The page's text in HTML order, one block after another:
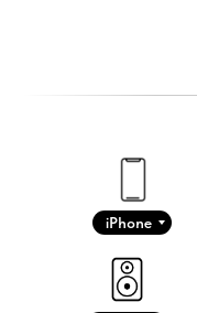
iPhone